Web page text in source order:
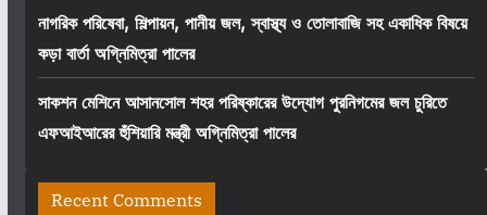
নাগরিক পরিষেবা, শিল্পায়ন, পানীয় জল, স্বাস্থ্য ও তোলাবাজি সহ একাধিক বিষয়ে
কড়া বার্তা অগ্নিমিত্রা পালের
সাকশন মেশিনে আসানসোল শহর পরিষ্কারের উদ্যোগ পুরনিগমের জল চুরিতে
এফআইআরের হুঁশিয়ারি মন্ত্রী অগ্নিমিত্রা পালের
Recent Comments